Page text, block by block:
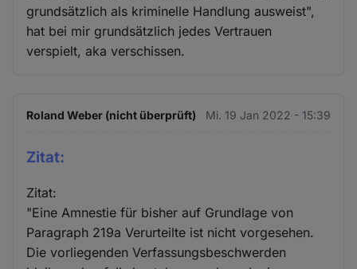
grundsätzlich als kriminelle Handlung ausweist",
hat bei mir grundsätzlich jedes Vertrauen
verspielt, aka verschissen.
Roland Weber (nicht überprüft) Mi. 19 Jan 2022 - 15:39
Zitat:
Zitat:
"Eine Amnestie für bisher auf Grundlage von
Paragraph 219a Verurteilte ist nicht vorgesehen.
Die vorliegenden Verfassungsbeschwerden